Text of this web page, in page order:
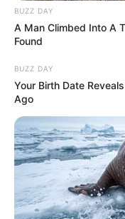
BUZZ DAY
A Man Climbed Into A
Found
BUZZ DAY
Your Birth Date
Ago